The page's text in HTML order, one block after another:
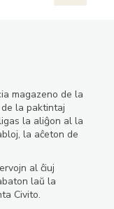
magazeno de la
la paktintaj
la aliĝon al la
la aĉeton de
al ĉiuj
laŭ la
Civito.